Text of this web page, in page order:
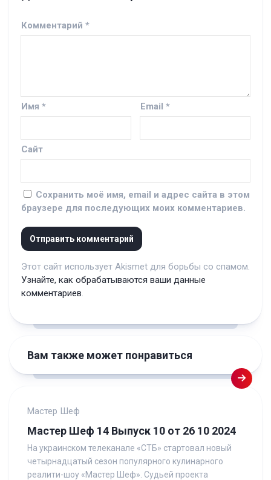
Комментарий *
Имя * Email *
Сайт
Сохранить моё имя, email и адрес сайта в этом
браузере для последующих моих комментариев.
Этот сайт использует Akismet для борьбы со спамом.
Узнайте, как обрабатываются ваши данные
комментариев.
Вам также может понравиться
Мастер Шеф
Мастер Шеф 14 Выпуск 10 от 26 10 2024
На украинском телеканале «СТБ» стартовал новый
четырнадцатый сезон популярного кулинарного
реалити-шоу «Мастер Шеф». Судьей проекта